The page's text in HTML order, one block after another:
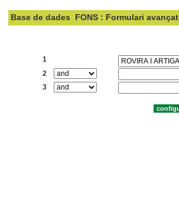
Base de dades FONS : Formulari avançat
1
2
3